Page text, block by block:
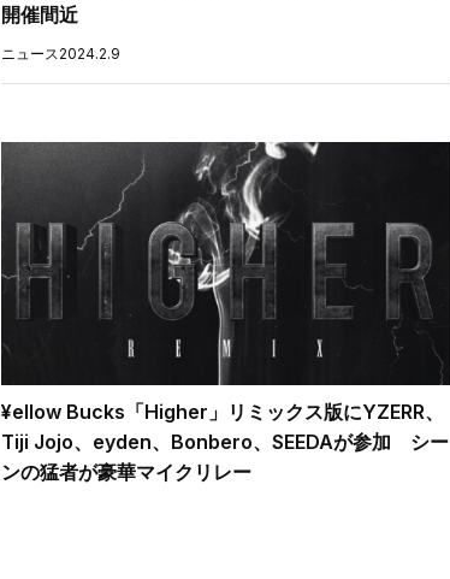
開催間近
ニュース 2024.2.9
¥ellow Bucks「Higher」リミックス版にYZERR、
Tiji Jojo、eyden、Bonbero、SEEDAが参加 シー
ンの猛者が豪華マイクリレー